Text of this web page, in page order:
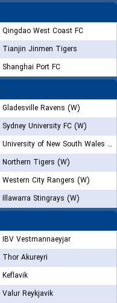
Qingdao West Coast FC
Tianjin Jinmen Tigers
Shanghai Port FC
Gladesville Ravens (W)
Sydney University FC (W)
University of New South Wales (W)
Northern Tigers (W)
Western City Rangers (W)
Illawarra Stingrays (W)
IBV Vestmannaeyjar
Thor Akureyri
Keflavik
Valur Reykjavik